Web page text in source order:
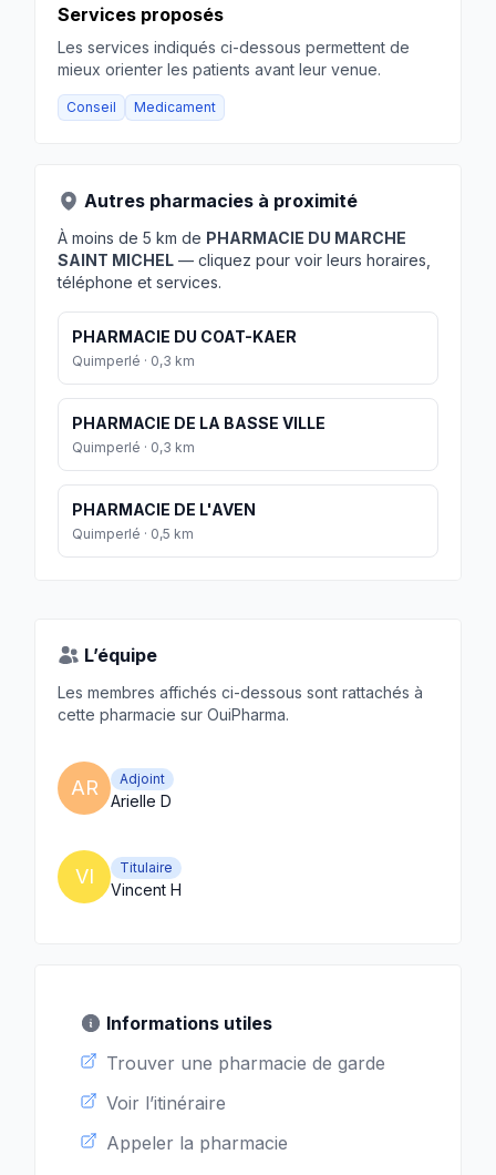
Services proposés
Les services indiqués ci-dessous permettent de
mieux orienter les patients avant leur venue.
Conseil Medicament
Autres pharmacies à proximité
À moins de 5 km de PHARMACIE DU MARCHE
SAINT MICHEL — cliquez pour voir leurs horaires,
téléphone et services.
PHARMACIE DU COAT-KAER
Quimperlé · 0,3 km
PHARMACIE DE LA BASSE VILLE
Quimperlé · 0,3 km
PHARMACIE DE L'AVEN
Quimperlé · 0,5 km
L’équipe
Les membres affichés ci-dessous sont rattachés à
cette pharmacie sur OuiPharma.
AR Adjoint
Arielle D
VI Titulaire
Vincent H
Informations utiles
Trouver une pharmacie de garde
Voir l’itinéraire
Appeler la pharmacie